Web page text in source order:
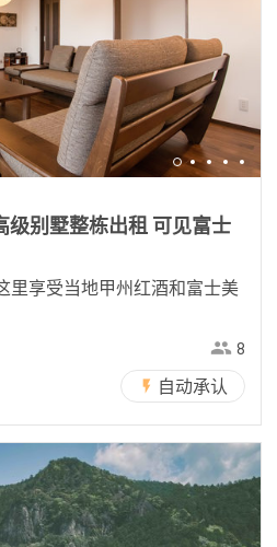
级别墅整栋出租 可见富士
里享受当地甲州红酒和富士美
8
自动承认